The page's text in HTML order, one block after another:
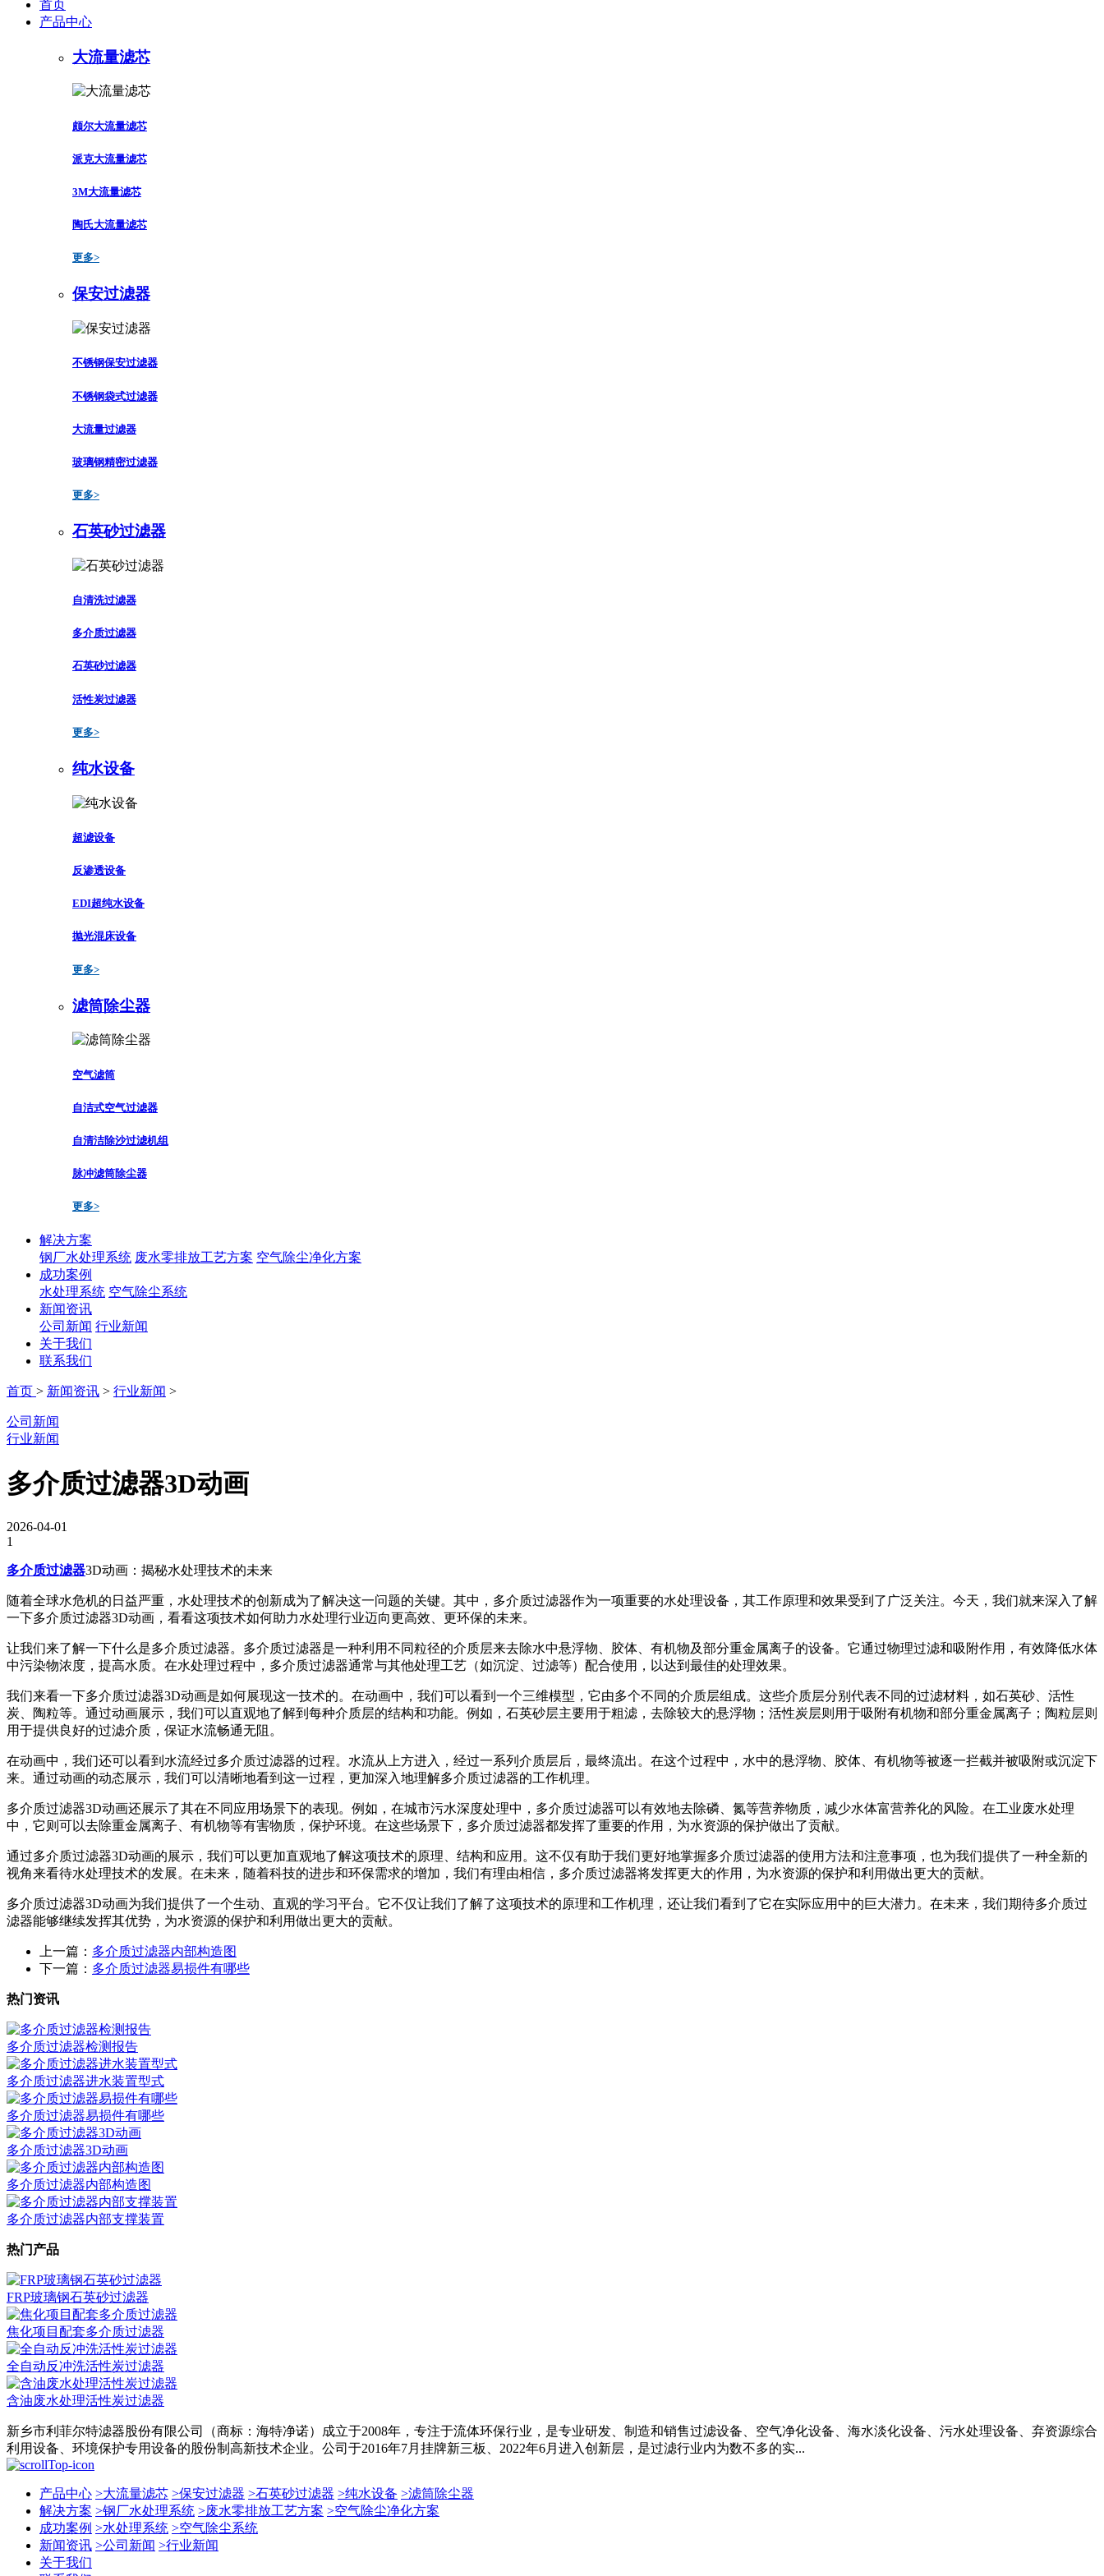
首页
产品中心
大流量滤芯
颇尔大流量滤芯
派克大流量滤芯
3M大流量滤芯
陶氏大流量滤芯
更多>
保安过滤器
不锈钢保安过滤器
不锈钢袋式过滤器
大流量过滤器
玻璃钢精密过滤器
更多>
石英砂过滤器
自清洗过滤器
多介质过滤器
石英砂过滤器
活性炭过滤器
更多>
纯水设备
超滤设备
反渗透设备
EDI超纯水设备
抛光混床设备
更多>
滤筒除尘器
空气滤筒
自洁式空气过滤器
自清洁除沙过滤机组
脉冲滤筒除尘器
更多>
解决方案
钢厂水处理系统 废水零排放工艺方案 空气除尘净化方案
成功案例
水处理系统 空气除尘系统
新闻资讯
公司新闻 行业新闻
关于我们
联系我们
首页 > 新闻资讯 > 行业新闻 >
公司新闻
行业新闻
多介质过滤器3D动画
2026-04-01
1
多介质过滤器3D动画：揭秘水处理技术的未来
随着全球水危机的日益严重，水处理技术的创新成为了解决这一问题的关键。其中，多介质过滤器作为一项重要的水处理设备，其工作原理和效果受到了广泛关注。今天，我们就来深入了解
一下多介质过滤器3D动画，看看这项技术如何助力水处理行业迈向更高效、更环保的未来。
让我们来了解一下什么是多介质过滤器。多介质过滤器是一种利用不同粒径的介质层来去除水中悬浮物、胶体、有机物及部分重金属离子的设备。它通过物理过滤和吸附作用，有效降低水体
中污染物浓度，提高水质。在水处理过程中，多介质过滤器通常与其他处理工艺（如沉淀、过滤等）配合使用，以达到最佳的处理效果。
我们来看一下多介质过滤器3D动画是如何展现这一技术的。在动画中，我们可以看到一个三维模型，它由多个不同的介质层组成。这些介质层分别代表不同的过滤材料，如石英砂、活性
炭、陶粒等。通过动画展示，我们可以直观地了解到每种介质层的结构和功能。例如，石英砂层主要用于粗滤，去除较大的悬浮物；活性炭层则用于吸附有机物和部分重金属离子；陶粒层则
用于提供良好的过滤介质，保证水流畅通无阻。
在动画中，我们还可以看到水流经过多介质过滤器的过程。水流从上方进入，经过一系列介质层后，最终流出。在这个过程中，水中的悬浮物、胶体、有机物等被逐一拦截并被吸附或沉淀下
来。通过动画的动态展示，我们可以清晰地看到这一过程，更加深入地理解多介质过滤器的工作机理。
多介质过滤器3D动画还展示了其在不同应用场景下的表现。例如，在城市污水深度处理中，多介质过滤器可以有效地去除磷、氮等营养物质，减少水体富营养化的风险。在工业废水处理
中，它则可以去除重金属离子、有机物等有害物质，保护环境。在这些场景下，多介质过滤器都发挥了重要的作用，为水资源的保护做出了贡献。
通过多介质过滤器3D动画的展示，我们可以更加直观地了解这项技术的原理、结构和应用。这不仅有助于我们更好地掌握多介质过滤器的使用方法和注意事项，也为我们提供了一种全新的
视角来看待水处理技术的发展。在未来，随着科技的进步和环保需求的增加，我们有理由相信，多介质过滤器将发挥更大的作用，为水资源的保护和利用做出更大的贡献。
多介质过滤器3D动画为我们提供了一个生动、直观的学习平台。它不仅让我们了解了这项技术的原理和工作机理，还让我们看到了它在实际应用中的巨大潜力。在未来，我们期待多介质过
滤器能够继续发挥其优势，为水资源的保护和利用做出更大的贡献。
上一篇： 多介质过滤器内部构造图
下一篇： 多介质过滤器易损件有哪些
热门资讯
多介质过滤器检测报告
多介质过滤器进水装置型式
多介质过滤器易损件有哪些
多介质过滤器3D动画
多介质过滤器内部构造图
多介质过滤器内部支撑装置
热门产品
FRP玻璃钢石英砂过滤器
焦化项目配套多介质过滤器
全自动反冲洗活性炭过滤器
含油废水处理活性炭过滤器
新乡市利菲尔特滤器股份有限公司（商标：海特净诺）成立于2008年，专注于流体环保行业，是专业研发、制造和销售过滤设备、空气净化设备、海水淡化设备、污水处理设备、弃资源综合
利用设备、环境保护专用设备的股份制高新技术企业。公司于2016年7月挂牌新三板、2022年6月进入创新层，是过滤行业内为数不多的实...
产品中心 >大流量滤芯 >保安过滤器 >石英砂过滤器 >纯水设备 >滤筒除尘器
解决方案 >钢厂水处理系统 >废水零排放工艺方案 >空气除尘净化方案
成功案例 >水处理系统 >空气除尘系统
新闻资讯 >公司新闻 >行业新闻
关于我们